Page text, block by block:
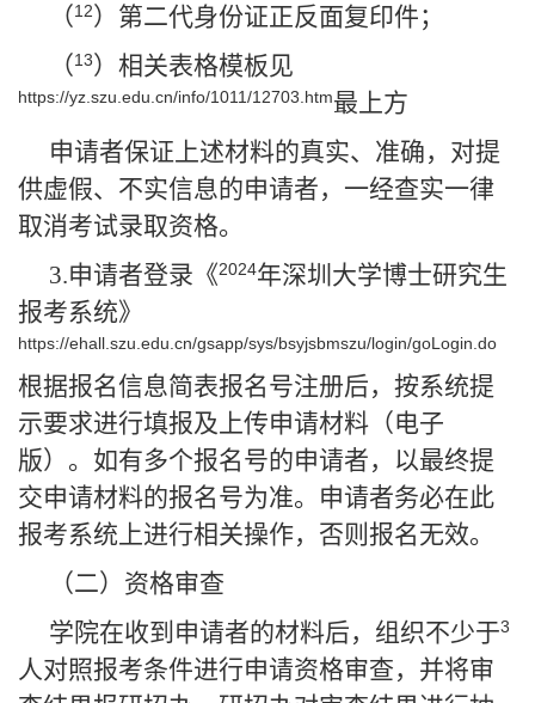
（12）第二代身份证正反面复印件；
（13）相关表格模板见
https://yz.szu.edu.cn/info/1011/12703.htm最上方
申请者保证上述材料的真实、准确，对提
供虚假、不实信息的申请者，一经查实一律
取消考试录取资格。
3.申请者登录《2024年深圳大学博士研究生
报考系统》
https://ehall.szu.edu.cn/gsapp/sys/bsyjsbmszu/login/goLogin.do
根据报名信息简表报名号注册后，按系统提
示要求进行填报及上传申请材料（电子
版）。如有多个报名号的申请者，以最终提
交申请材料的报名号为准。申请者务必在此
报考系统上进行相关操作，否则报名无效。
（二）资格审查
学院在收到申请者的材料后，组织不少于3
人对照报考条件进行申请资格审查，并将审